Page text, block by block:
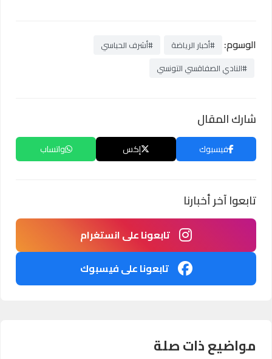
الوسوم: #أخبار الرياضة
#أشرف الحباسي
#النادي الصفاقسي التونسي
شارك المقال
فيسبوك إكس واتساب
تابعوا آخر أخبارنا
تابعونا على انستغرام
تابعونا على فيسبوك
مواضيع ذات صلة